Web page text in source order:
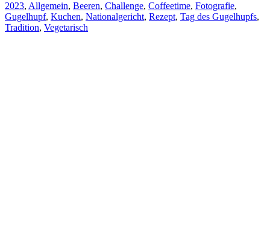
2023, Allgemein, Beeren, Challenge, Coffeetime, Fotografie,
Gugelhupf, Kuchen, Nationalgericht, Rezept, Tag des Gugelhupfs,
Tradition, Vegetarisch